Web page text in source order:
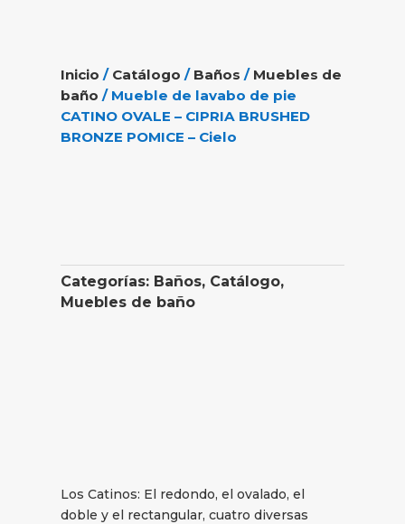
Inicio / Catálogo / Baños / Muebles de
baño / Mueble de lavabo de pie
CATINO OVALE – CIPRIA BRUSHED
BRONZE POMICE – Cielo
Categorías: Baños, Catálogo,
Muebles de baño
Los Catinos: El redondo, el ovalado, el
doble y el rectangular, cuatro diversas